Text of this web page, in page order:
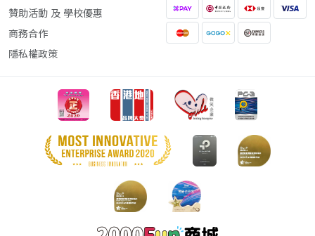
贊助活動 及 學校優惠
商務合作
隱私權政策